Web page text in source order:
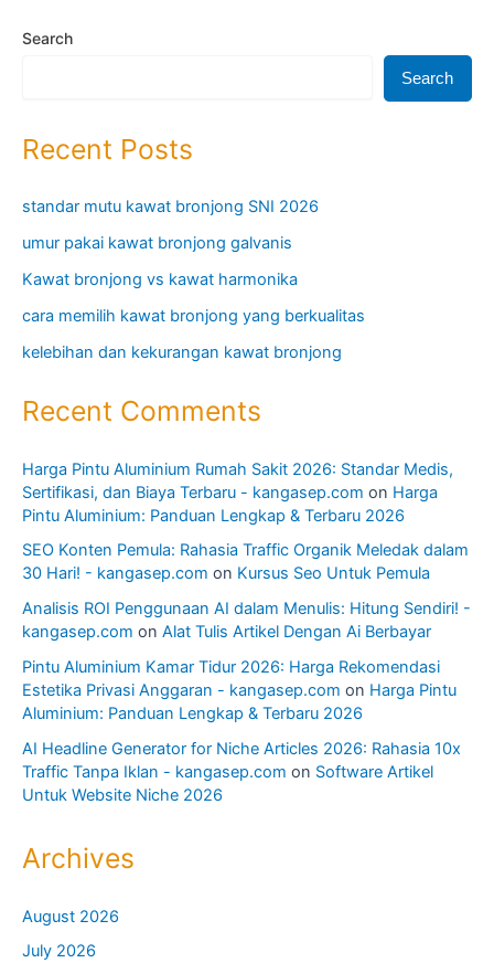
Search
Search
Recent Posts
standar mutu kawat bronjong SNI 2026
umur pakai kawat bronjong galvanis
Kawat bronjong vs kawat harmonika
cara memilih kawat bronjong yang berkualitas
kelebihan dan kekurangan kawat bronjong
Recent Comments
Harga Pintu Aluminium Rumah Sakit 2026: Standar Medis,
Sertifikasi, dan Biaya Terbaru - kangasep.com on Harga
Pintu Aluminium: Panduan Lengkap & Terbaru 2026
SEO Konten Pemula: Rahasia Traffic Organik Meledak dalam
30 Hari! - kangasep.com on Kursus Seo Untuk Pemula
Analisis ROI Penggunaan AI dalam Menulis: Hitung Sendiri! -
kangasep.com on Alat Tulis Artikel Dengan Ai Berbayar
Pintu Aluminium Kamar Tidur 2026: Harga Rekomendasi
Estetika Privasi Anggaran - kangasep.com on Harga Pintu
Aluminium: Panduan Lengkap & Terbaru 2026
AI Headline Generator for Niche Articles 2026: Rahasia 10x
Traffic Tanpa Iklan - kangasep.com on Software Artikel
Untuk Website Niche 2026
Archives
August 2026
July 2026